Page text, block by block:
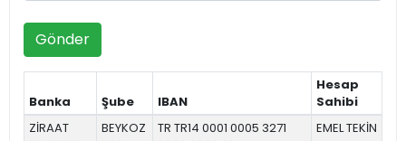
Gönder
Banka Şube IBAN
Hesap
Sahibi
ZİRAAT
BEYKOZ
TR TR14 0001 0005 3271
EMEL TEKİN